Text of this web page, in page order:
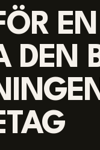
DEN